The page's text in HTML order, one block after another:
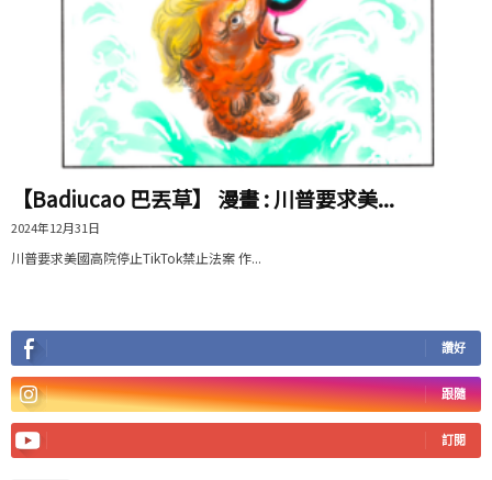
【Badiucao 巴丟草】 漫畫 : 川普要求美...
2024年12月31日
川普要求美國高院停止TikTok禁止法案 作...
讚好
跟隨
訂閱